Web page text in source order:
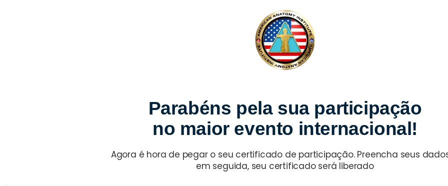
Parabéns pela sua participação
no maior evento internacional!
Agora é hora de pegar o seu certificado de participação. Preencha seus
em seguida, seu certificado será liberado